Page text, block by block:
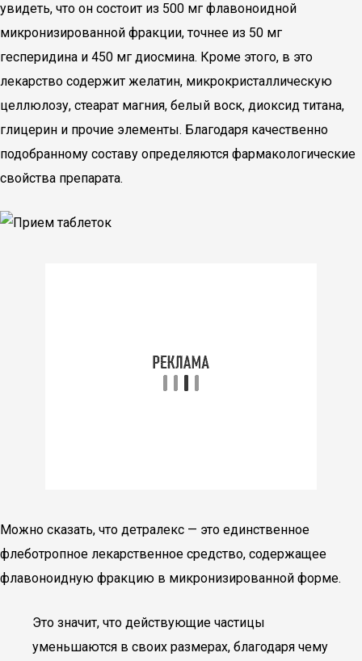
увидеть, что он состоит из 500 мг флавоноидной
микронизированной фракции, точнее из 50 мг
гесперидина и 450 мг диосмина. Кроме этого, в это
лекарство содержит желатин, микрокристаллическую
целлюлозу, стеарат магния, белый воск, диоксид титана,
глицерин и прочие элементы. Благодаря качественно
подобранному составу определяются фармакологические
свойства препарата.
Можно сказать, что детралекс — это единственное
флеботропное лекарственное средство, содержащее
флавоноидную фракцию в микронизированной форме.
Это значит, что действующие частицы
уменьшаются в своих размерах, благодаря чему